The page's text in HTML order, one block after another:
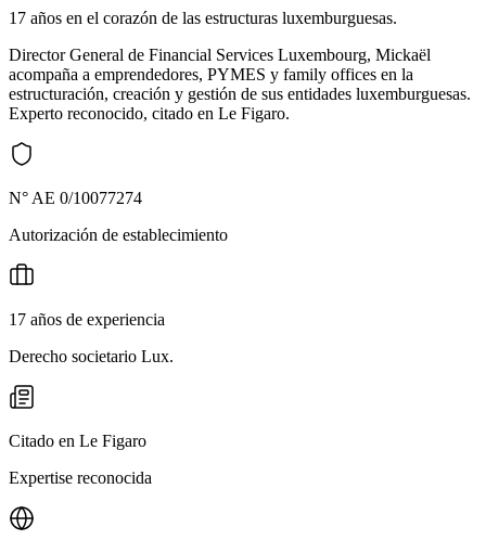
17 años en el corazón de las estructuras luxemburguesas.
Director General de Financial Services Luxembourg, Mickaël
acompaña a emprendedores, PYMES y family offices en la
estructuración, creación y gestión de sus entidades luxemburguesas.
Experto reconocido, citado en Le Figaro.
N° AE 0/10077274
Autorización de establecimiento
17 años de experiencia
Derecho societario Lux.
Citado en Le Figaro
Expertise reconocida